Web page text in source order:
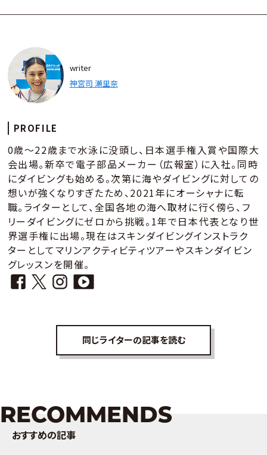
writer
神宮司 瀬里奈
PROFILE
0歳～22歳まで水泳に没頭し、日本選手権入賞や国際大
会出場。新卒で電子部品メーカー（広報室）に入社。同時
にダイビングも始める。次第に海やダイビングに対しての
想いが強くなりすぎたため、2021年にオーシャナに転
職。ライターとして、全国各地の海へ取材に行く傍ら、フ
リーダイビングにゼロから挑戦。1年で日本代表となり世
界選手権に出場。現在はスキンダイビングインストラク
ターとしてマリンアクティビティツアーやスキンダイビン
グレッスンを開催。
同じライターの記事を読む
RECOMMENDS
おすすめの記事